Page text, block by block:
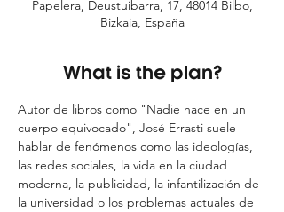
Papelera, Deustuibarra, 17, 48014 Bilbo,
Bizkaia, España
What is the plan?
Autor de libros como "Nadie nace en un
cuerpo equivocado", José Errasti suele
hablar de fenómenos como las ideologías,
las redes sociales, la vida en la ciudad
moderna, la publicidad, la infantilización de
la universidad o los problemas actuales de